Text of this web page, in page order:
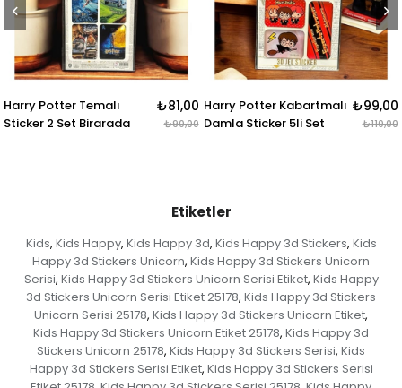
Temalı
Set Birarada
₺81,00
₺90,00
Harry Potter Kabartmalı
Damla Sticker 5li Set
₺99,00
₺110,00
Harry
Rozet
Etiketler
Kids, Kids Happy, Kids Happy 3d, Kids Happy 3d Stickers, Kids
Happy 3d Stickers Unicorn, Kids Happy 3d Stickers Unicorn
Serisi, Kids Happy 3d Stickers Unicorn Serisi Etiket, Kids Happy
3d Stickers Unicorn Serisi Etiket 25178, Kids Happy 3d Stickers
Unicorn Serisi 25178, Kids Happy 3d Stickers Unicorn Etiket,
Kids Happy 3d Stickers Unicorn Etiket 25178, Kids Happy 3d
Stickers Unicorn 25178, Kids Happy 3d Stickers Serisi, Kids
Happy 3d Stickers Serisi Etiket, Kids Happy 3d Stickers Serisi